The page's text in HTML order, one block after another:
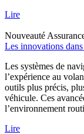
Lire
Nouveauté
Les innovations
Les systèmes de
l’expérience au
outils plus précis,
véhicule. Ces
l’environnement
Lire